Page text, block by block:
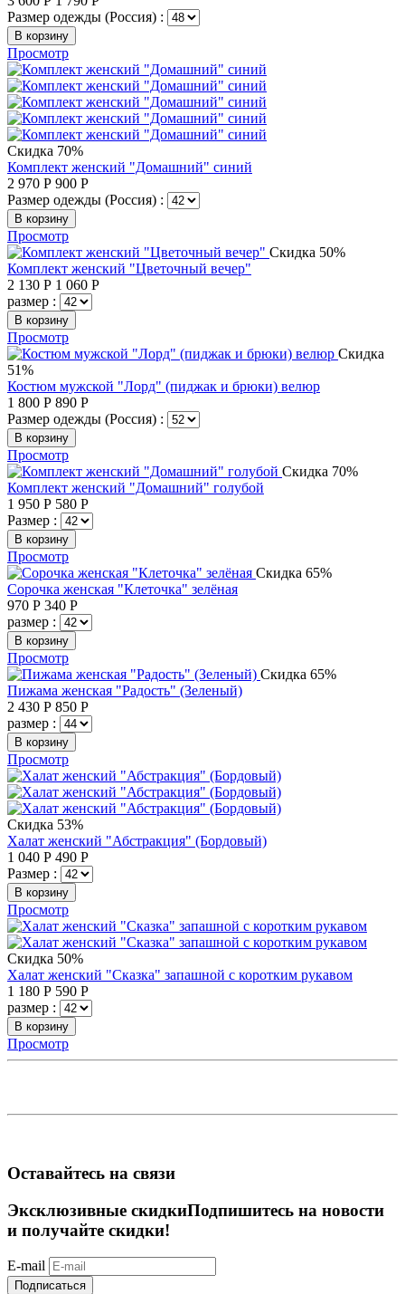
Размер одежды (Россия) :
В корзину
Просмотр
Скидка 70%
Комплект женский "Домашний" синий
2 970 Р 900 Р
Размер одежды (Россия) :
В корзину
Просмотр
Скидка 50%
Комплект женский "Цветочный вечер"
2 130 Р 1 060 Р
размер :
В корзину
Просмотр
Скидка
51%
Костюм мужской "Лорд" (пиджак и брюки) велюр
1 800 Р 890 Р
Размер одежды (Россия) :
В корзину
Просмотр
Скидка 70%
Комплект женский "Домашний" голубой
1 950 Р 580 Р
Размер :
В корзину
Просмотр
Скидка 65%
Сорочка женская "Клеточка" зелёная
970 Р 340 Р
размер :
В корзину
Просмотр
Скидка 65%
Пижама женская "Радость" (Зеленый)
2 430 Р 850 Р
размер :
В корзину
Просмотр
Скидка 53%
Халат женский "Абстракция" (Бордовый)
1 040 Р 490 Р
Размер :
В корзину
Просмотр
Скидка 50%
Халат женский "Сказка" запашной с коротким рукавом
1 180 Р 590 Р
размер :
В корзину
Просмотр
Оставайтесь на связи
Эксклюзивные скидкиПодпишитесь на новости
и получайте скидки!
E-mail
Подписаться